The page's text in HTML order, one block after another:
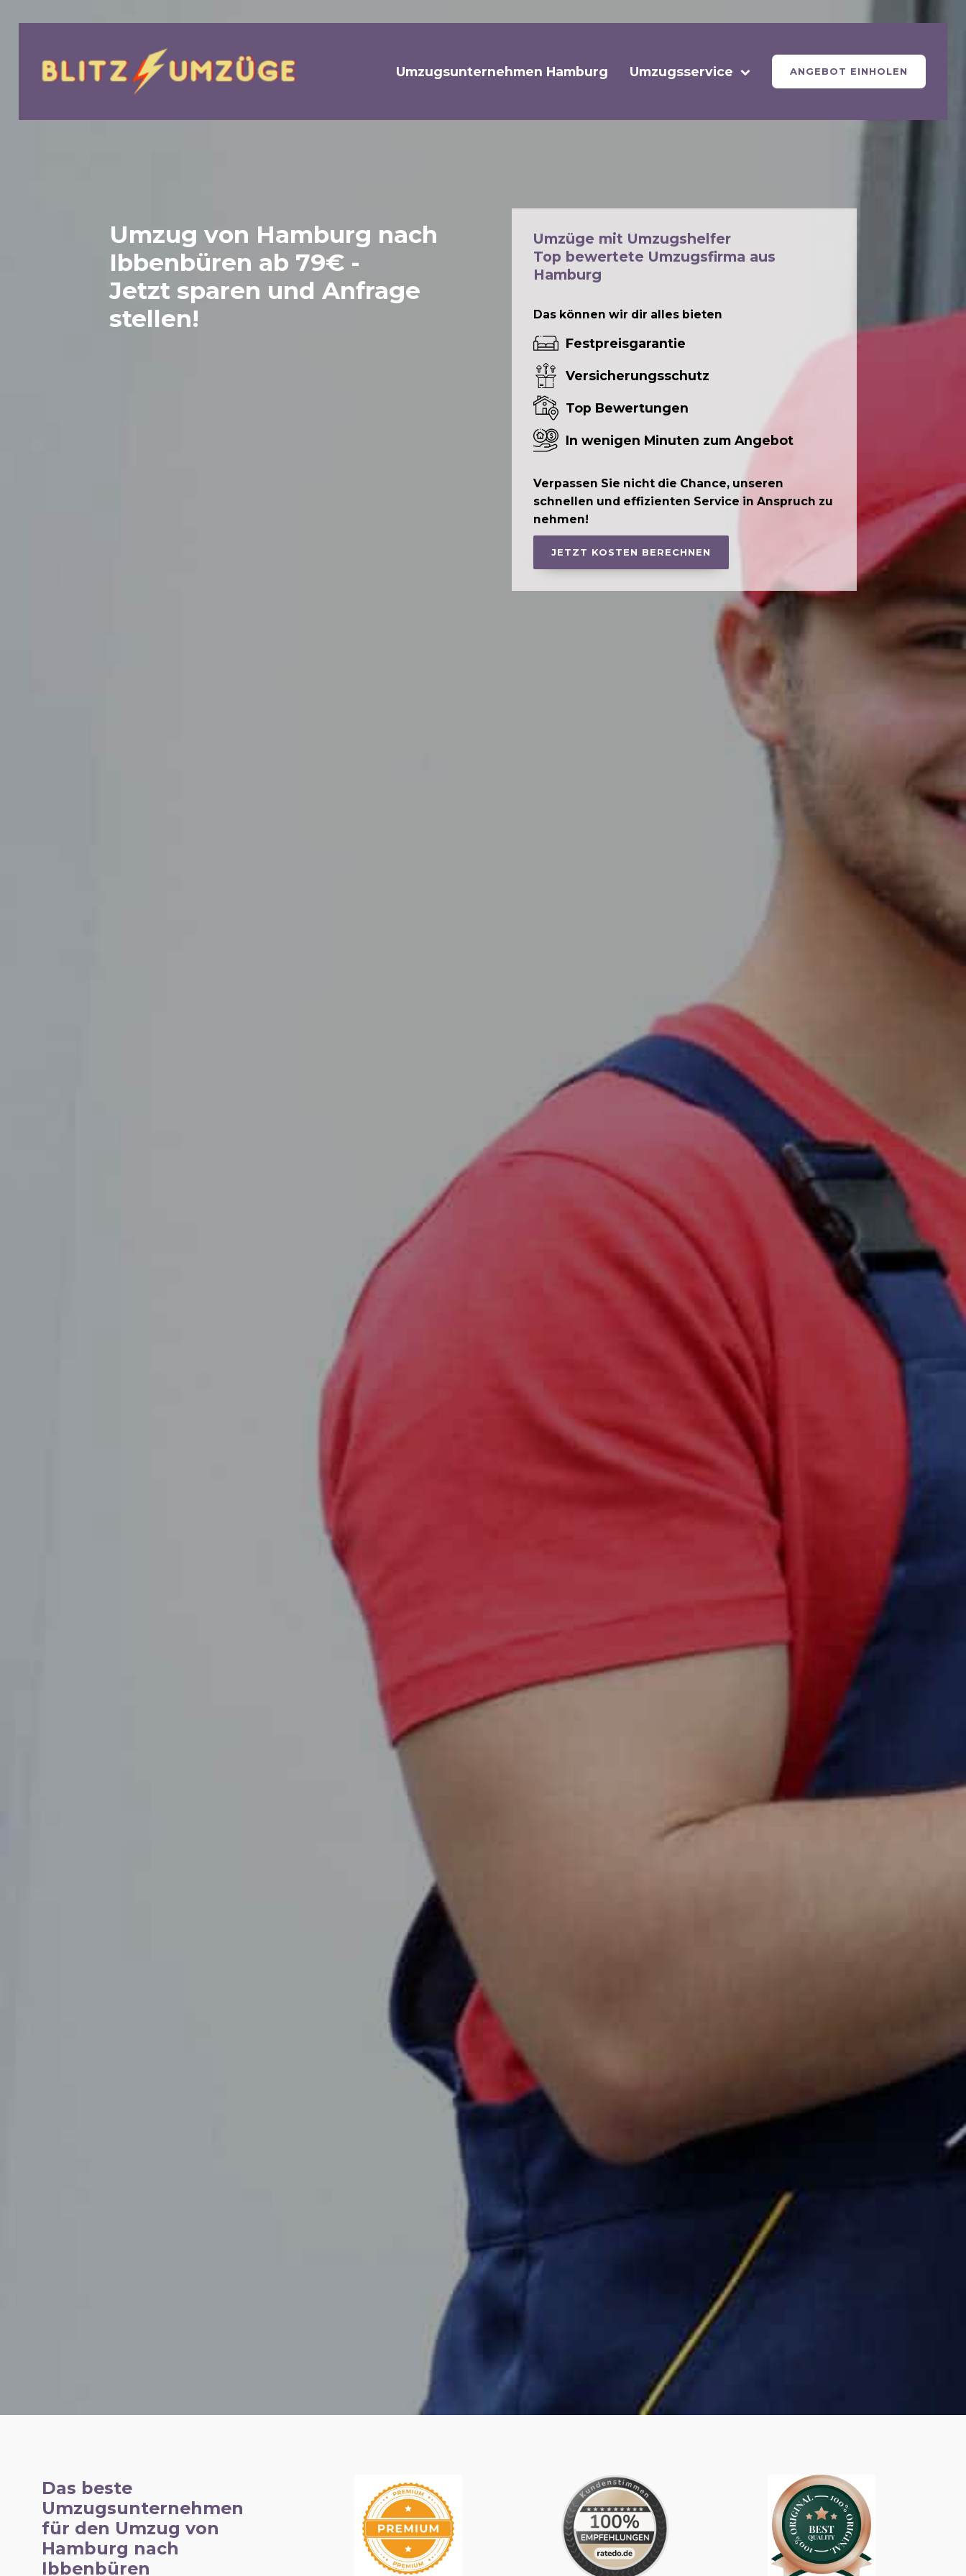
Umzugsunternehmen Hamburg Umzugsservice ANGEBOT EINHOLEN
Umzug von Hamburg nach
Ibbenbüren ab 79€ -
Jetzt sparen und Anfrage
stellen!
Umzüge mit Umzugshelfer
Top bewertete Umzugsfirma aus
Hamburg
Das können wir dir alles bieten
Festpreisgarantie
Versicherungsschutz
Top Bewertungen
In wenigen Minuten zum Angebot
Verpassen Sie nicht die Chance, unseren
schnellen und effizienten Service in Anspruch zu
nehmen!
JETZT KOSTEN BERECHNEN
Das beste
Umzugsunternehmen
für den Umzug von
Hamburg nach
Ibbenbüren